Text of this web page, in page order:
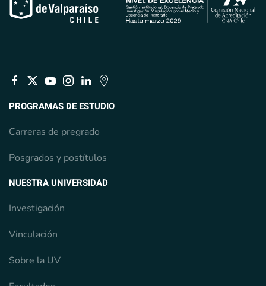
PROGRAMAS DE ESTUDIO
Carreras de pregrado
Posgrados y postítulos
NUESTRA UNIVERSIDAD
Investigación
Vinculación
Sobre la UV